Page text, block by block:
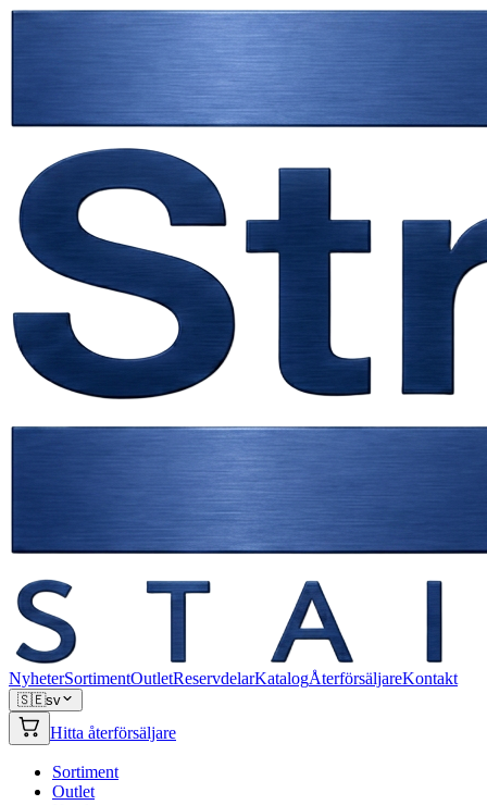
NyheterSortimentOutletReservdelarKatalogÅterförsäljareKontakt
🇸🇪sv
Hitta återförsäljare
Sortiment
Outlet